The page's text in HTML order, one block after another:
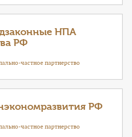
НПА
РФ
частное партнерство
РФ
частное партнерство